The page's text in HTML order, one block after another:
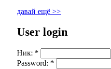
давай ещё >>
User login
Ник: *
Password: *